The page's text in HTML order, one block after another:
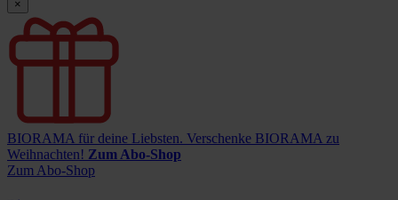
×
BIORAMA für deine Liebsten. Verschenke BIORAMA zu
Weihnachten! Zum Abo-Shop
Zum Abo-Shop